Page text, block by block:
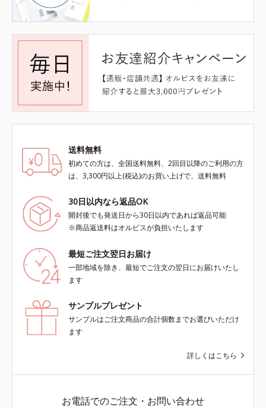
送料無料
初めての方は、全国送料無料、2回目以降のご利用の方
は、3,300円以上(税込)のお買い上げで、送料無料
30日以内なら返品OK
開封後でも発送日から30日以内であれば返品可能
※商品返送料はオルビスが負担いたします
最短ご注文翌日お届け
一部地域を除き、最短でご注文の翌日にお届けいたし
ます
サンプルプレゼント
サンプルはご注文商品の合計個数までお選びいただけ
ます
詳しくはこちら
お電話でのご注文・お問い合わせ